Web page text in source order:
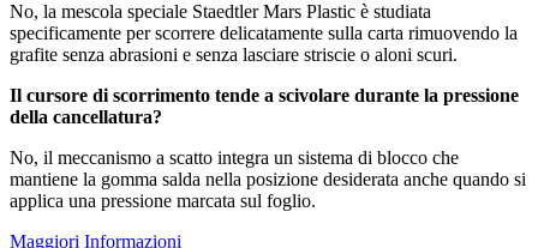
No, la mescola speciale Staedtler Mars Plastic è studiata
specificamente per scorrere delicatamente sulla carta rimuovendo la
grafite senza abrasioni e senza lasciare striscie o aloni scuri.
Il cursore di scorrimento tende a scivolare durante la pressione
della cancellatura?
No, il meccanismo a scatto integra un sistema di blocco che
mantiene la gomma salda nella posizione desiderata anche quando si
applica una pressione marcata sul foglio.
Maggiori Informazioni